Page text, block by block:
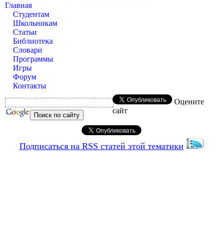
Главная
Студентам
Школьникам
Статьи
Библиотека
Словари
Программы
Игры
Форум
Контакты
Оцените
сайт
Подписаться на RSS статей этой тематики